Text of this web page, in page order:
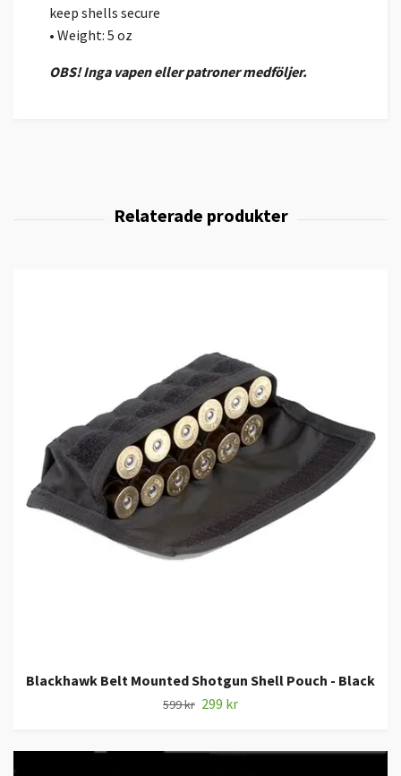
keep shells secure
• Weight: 5 oz
OBS! Inga vapen eller patroner medföljer.
Blackhawk Belt Mounted Shotgun Shell Pouch - Black
599 kr 299 kr